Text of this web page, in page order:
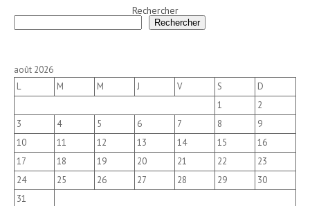
Rechercher
Rechercher
août 2026
L
M M J V S
D
1
2
3
4 5 6 7 8
9
10
11 12 13 14 15
16
17
18 19 20 21 22
23
24
25 26 27 28 29
30
31